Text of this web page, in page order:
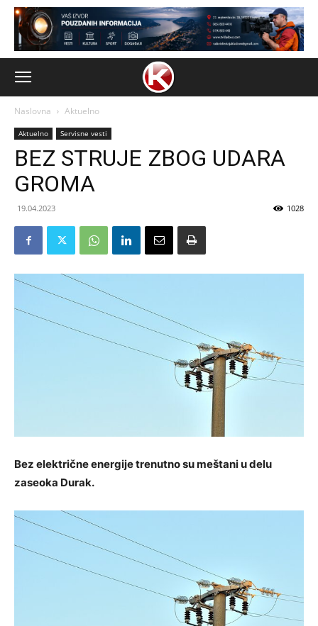
Naslovna Aktuelno
Aktuelno Servisne vesti
BEZ STRUJE ZBOG UDARA
GROMA
19.04.2023 1028
Bez električne energije trenutno su meštani u delu
zaseoka Durak.